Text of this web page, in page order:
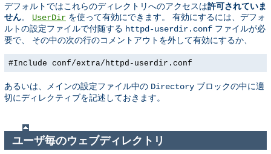
デフォルトではこれらのディレクトリへのアクセスは許可されていま
せん。 UserDir を使って有効にできます。 有効にするには、デフォ
ルトの設定ファイルで付随する httpd-userdir.conf ファイルが必
要で、 その中の次の行のコメントアウトを外して有効にするか、
#Include conf/extra/httpd-userdir.conf
あるいは、メインの設定ファイル中の Directory ブロックの中に適
切にディレクティブを記述しておきます。
ユーザ毎のウェブディレクトリ